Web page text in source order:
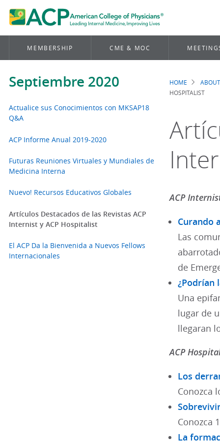
MEMBERSHIP CME & MOC
Septiembre 2020
Actualice sus Conocimientos con MKSAP18
Q&A
ACP Informe Anual 2019-2020
Futuras Reuniones Virtuales y Mundiales de
Medicina Interna
Nuevo! Recursos Educativos Globales
Artículos Destacados de las Revistas ACP
Internist y ACP Hospitalist
El ACP Da la Bienvenida a Nuevos Fellows
Internacionales
HOME
HOSPITALIST
ACP
Curando
Las
de
¿Podrían
Una
lugar de
llegaran
ACP
Los
Conozca
Conozca
La